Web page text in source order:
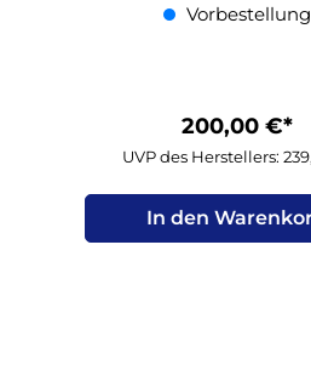
Vorbestellung
200,00 €*
UVP des Herstellers:
In den